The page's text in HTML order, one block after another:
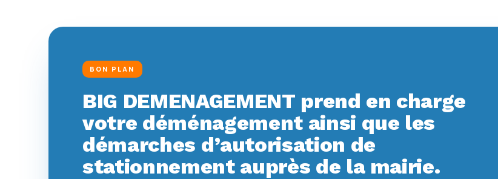
BON PLAN
BIG DEMENAGEMENT prend en charge
votre déménagement ainsi que les
démarches d’autorisation de
stationnement auprès de la mairie.